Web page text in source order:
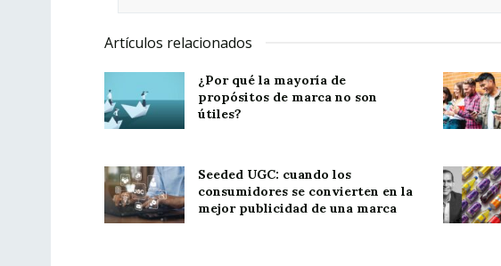
Artículos relacionados
¿Por qué la mayoría de
propósitos de marca no son
útiles?
Seeded UGC: cuando los
consumidores se convierten en la
mejor publicidad de una marca